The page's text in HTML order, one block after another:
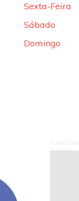
Sexta-Feira
Sábado
Domingo